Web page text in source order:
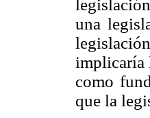
una
implicaría
como
que la